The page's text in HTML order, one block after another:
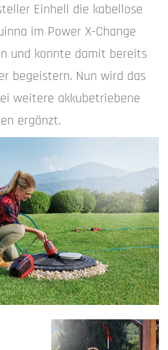
Einhell die kabellose
im Power X-Change
und konnte damit bereits
begeistern. Nun wird das
weitere akkubetriebene
ergänzt.